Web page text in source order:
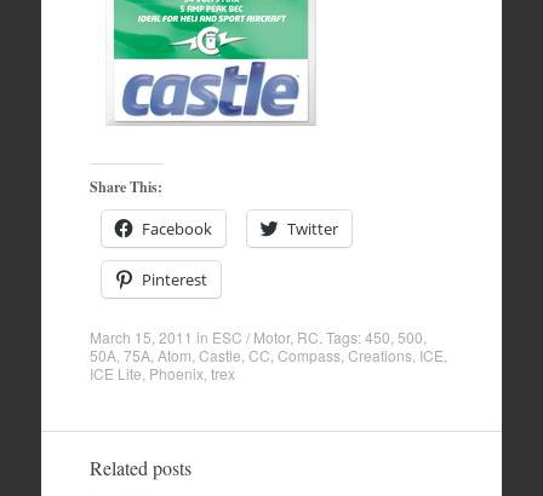
Share This:
Facebook Twitter
Pinterest
March 15, 2011 in ESC / Motor, RC . Tags:450 500
50A, 75A, Atom Castle CC Compass, Creations, ICE
ICE Lite Phoenix, trex
Related posts